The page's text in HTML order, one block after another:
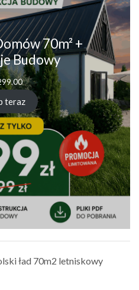
70m² +
Budowy
teraz
ład 70m2 letniskowy